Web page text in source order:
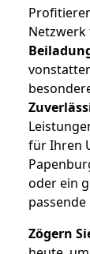
für Ihren
oder ein
Zögern